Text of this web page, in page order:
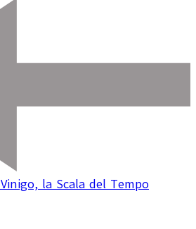
Vinigo, la Scala del Tempo